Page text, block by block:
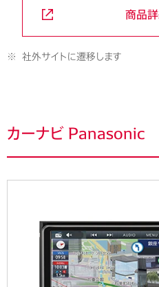
商品
※ 社外サイトに遷移します
カーナビ Panasonic